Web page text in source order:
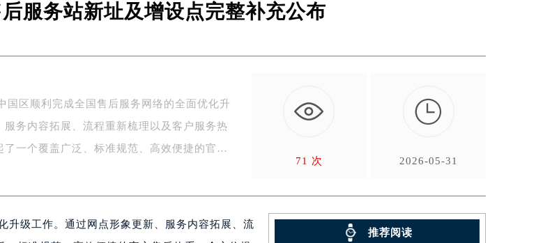
2603室（需提前预约）
楼35层3508室（需提前预约）
室（需提前预约）
室（需提前预约）
层2209室（需提前预约）
服务站新址及增设点完整补充公布
国区顺利完成全国售后服务网络的全面优化升
务内容拓展、流程重新梳理以及客户服务热
一个覆盖广泛、标准规范、高效便捷的官
71 次

2026-05-31
升级工作。通过网点形象更新、服务内容拓展、流
推荐阅读